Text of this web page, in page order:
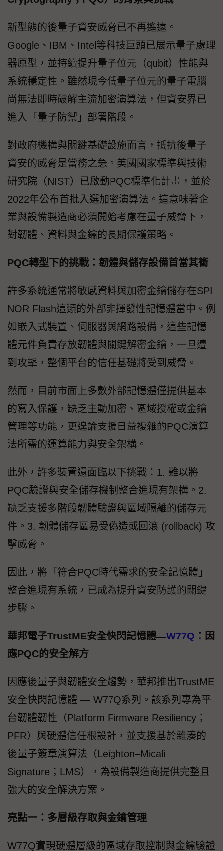
新型態的後量子資安威脅已不再遙遠。
Google、IBM、Intel等科技巨頭已展示量子處理
器原型，並持續提升量子位元（qubit）性能與
系統穩定性。雖然現今低量子位元的量子電腦
尚無法即時破解主流加密演算法，但資安界已
進入「量子防禦」部署階段。
對政府機構與關鍵基礎設施而言，抵抗後量子
資安的威脅是當務之急。美國國家標準與技術
研究院（NIST）已啟動PQC標準化計畫，並於
2022年公布首批入選加密演算法。這意味著企
業與設備製造商必須開始考慮在量子威脅下，
對韌體、資料與金鑰的長期保護策略。
PQC轉型下的挑戰：韌體與儲存設備首當其衝
許多系統通常將敏感資料與加密金鑰儲存在SPI
NOR Flash這類的外部非揮發性記憶體當中。例
如嵌入式裝置、伺服器與網路設備，這些記憶
體元件負責存放韌體與關鍵解密金鑰，一旦遭
到攻擊，整個平台的信任基礎將受到威脅。
然而，目前市面上多數外部記憶體僅提供基本
的寫入保護，缺乏主動加密、區域授權或金鑰
管理等功能，更遑論支援日益複雜的PQC演算
法所需的運算能力與安全架構。
此外，許多裝置還面臨以下挑戰：1. 難以將
PQC驗證與安全儲存機制整合進現有架構。2.
缺乏支援多階段韌體驗證與區域隔離的儲存元
件。3. 韌體儲存區易受偽造或回滾 (rollback) 攻
擊威脅。
因此，將「符合PQC時代需求的安全記憶體」
整合進現有系統，已成為提升資安防護的關鍵
步驟。
華邦電子TrustME安全快閃記憶體—W77Q ：因
應PQC的安全解方
因應後量子與韌體安全趨勢，華邦推出TrustME
安全快閃記憶體 — W77Q系列。該系列專為平
台韌體韌性（Platform Firmware Resiliency；
PFR）與硬體信任根設計，並支援基於雜湊的
後量子簽章演算法（Leighton–Micali
Signature；LMS），為設備製造商提供完整且
強大的安全解決方案。
亮點一：多層級存取與金鑰管理
W77Q實現硬體層級的區域存取控制與金鑰驗證